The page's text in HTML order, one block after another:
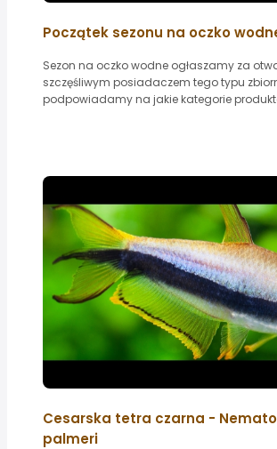
Początek sezonu na oczko
Sezon na oczko wodne ogłaszamy za
szczęśliwym posiadaczem tego typu
podpowiadamy na jakie kategorie
Cesarska tetra czarna -
palmeri